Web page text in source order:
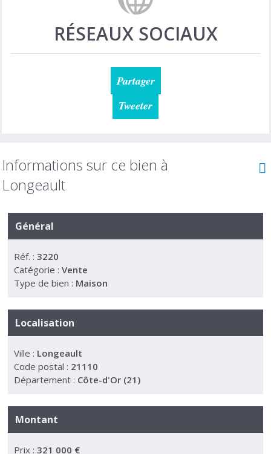
RÉSEAUX SOCIAUX
Partager
Tweeter
Informations sur ce bien à
Longeault
Général
Réf. : 3220
Catégorie : Vente
Type de bien : Maison
Localisation
Ville : Longeault
Code postal : 21110
Département : Côte-d'Or (21)
Montant
Prix : 321 000 €